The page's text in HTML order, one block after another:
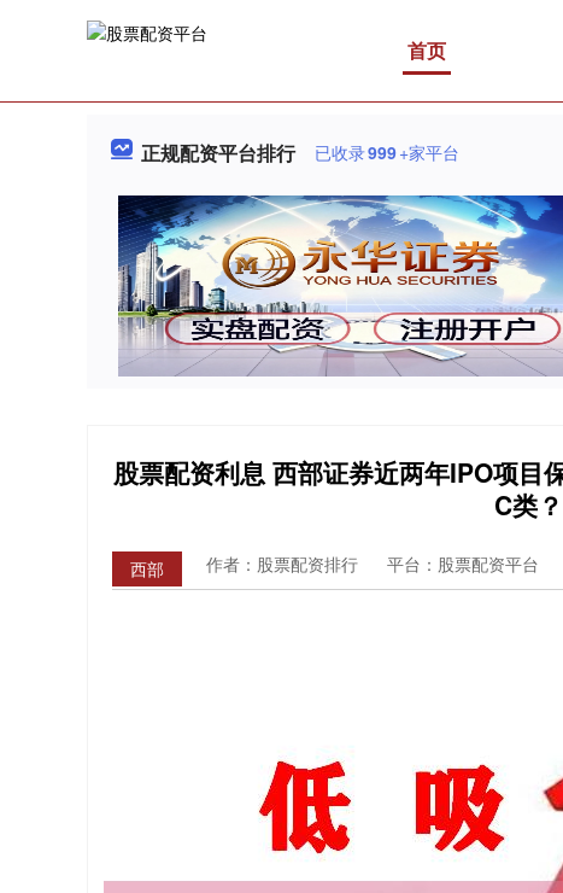
首页
正规配资平台排行 已收录999+家平台
股票配资利息 西部证券近两年IPO项目
C类
西部 作者：股票配资排行 平台：股票配资平台